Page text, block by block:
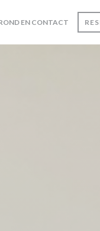
NIEUW VENSTER))
EN CONTACT